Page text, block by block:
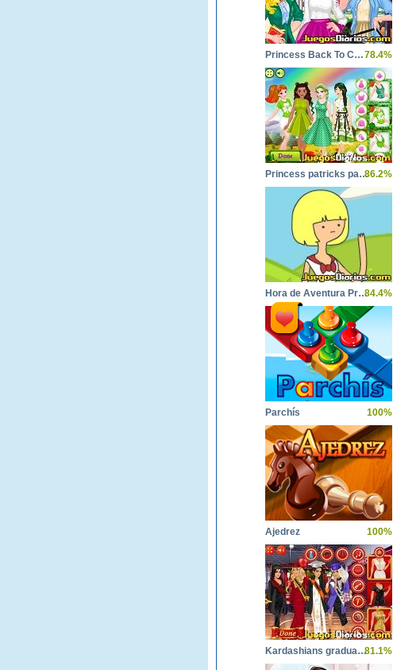
Princess Back To College78.4%
Princess patricks party86.2%
Hora de Aventura Princesa84.4%
Parchís 100%
Ajedrez 100%
Kardashians graduation81.1%